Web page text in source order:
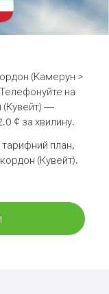
(Камерун >
Телефонуйте на
(Кувейт) —
¢ за хвилину.
план,
(Кувейт).